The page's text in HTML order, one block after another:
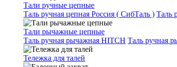
Тали ручные цепные
Таль ручная цепная Россия ( СибТаль ) Таль
Тали рычажные цепные
Таль ручная рычажная HITCH Таль ручная
Тележка для талей